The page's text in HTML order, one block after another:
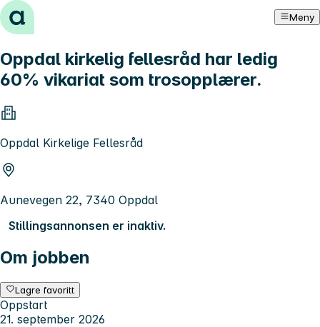
Hopp til innhold Meny
Oppdal kirkelig fellesråd har ledig
60% vikariat som trosopplærer.
Oppdal Kirkelige Fellesråd
Aunevegen 22, 7340 Oppdal
Stillingsannonsen er inaktiv.
Om jobben
Lagre favoritt
Oppstart
21. september 2026